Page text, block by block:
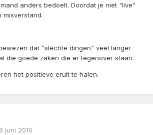
anders bedoelt. Doordat je niet "live"
misverstand.
dat "slechte dingen" veel langer
die goede zaken die er tegenover staan.
het positieve eruit te halen.
juni 2010